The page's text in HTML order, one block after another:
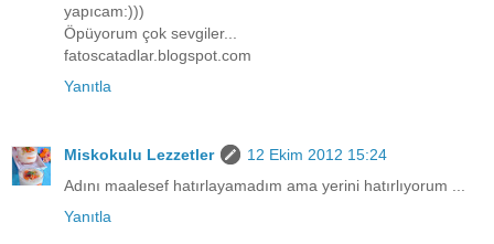
yapıcam:)))
Öpüyorum çok sevgiler...
fatoscatadlar.blogspot.com
Yanıtla
Miskokulu Lezzetler
12 Ekim 2012 15:24
Adını maalesef hatırlayamadım ama yerini hatırlıyorum ...
Yanıtla